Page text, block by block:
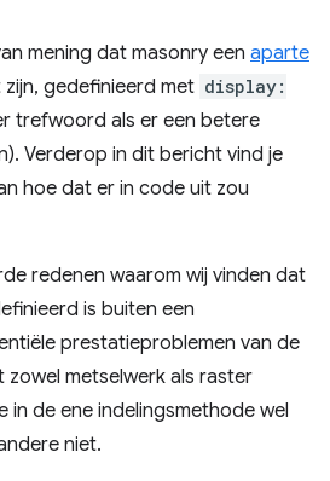
mening dat masonry een aparte
zijn, gedefinieerd met display:
trefwoord als er een betere
Verderop in dit bericht vind je
hoe dat er in code uit zou
redenen waarom wij vinden dat
is buiten een
prestatieproblemen van de
metselwerk als raster
in de ene indelingsmethode wel
niet.